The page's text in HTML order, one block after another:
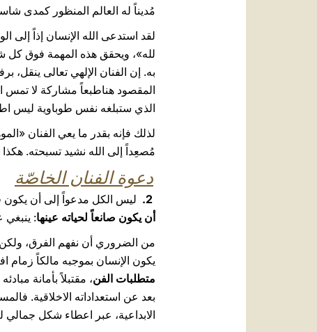
مُديناً له العالم المنظور كمدى
لقد استدعى الله الإنسان إذاً إلى
لله»، ويحقق هذه المهمة فوق كل
به. إن الفنان الإلهي تعالى ينقل،
المقصود هناطبعاً مشاركة لا تمس
الذي ستبلغه نفس طوباوية ليس
لذلك فإنه بقدر ما يعي الفنان
مُصعِداً إلى الله نشيد تسبحته.
دعوة الفنان الخاصّة
2.
ليس الكل مدعواً إلى أن يكون
أن يكون صانعاً لحياته عينها: ينبغي
من الضروري أن نفهم الفرق، ولكن
يكون الإنسان بموجبه مالكاً زمام
متطلبات الفن، مقتبلاً بأمانة
بعد عن استعداداته الاخلاقية.
الابداعية، عبر اعطاء شكل جمالي